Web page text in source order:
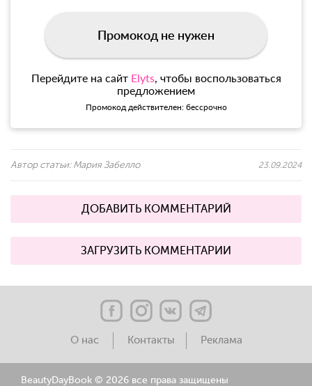
Промокод не нужен
Перейдите на сайт Elyts, чтобы воспользоваться
предложением
Промокод действителен: бессрочно
Автор статьи: Мария Забелло 23.09.2024
ДОБАВИТЬ КОММЕНТАРИЙ
ЗАГРУЗИТЬ КОММЕНТАРИИ
О нас Контакты Реклама
BeautyDayBook © 2026 все права защищены